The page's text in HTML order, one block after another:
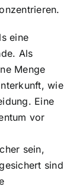
eine
Als
Menge
wie
Eine
vor
sein,
sind